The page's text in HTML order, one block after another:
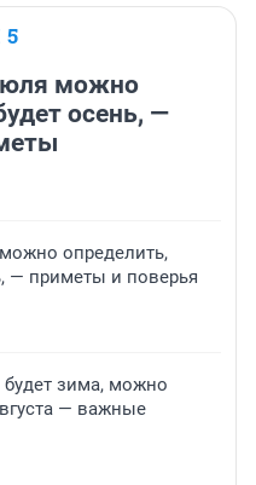
можно
осень, —
определить,
— приметы и поверья
зима, можно
— важные